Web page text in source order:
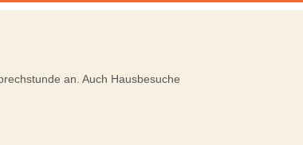
an. Auch Hausbesuche